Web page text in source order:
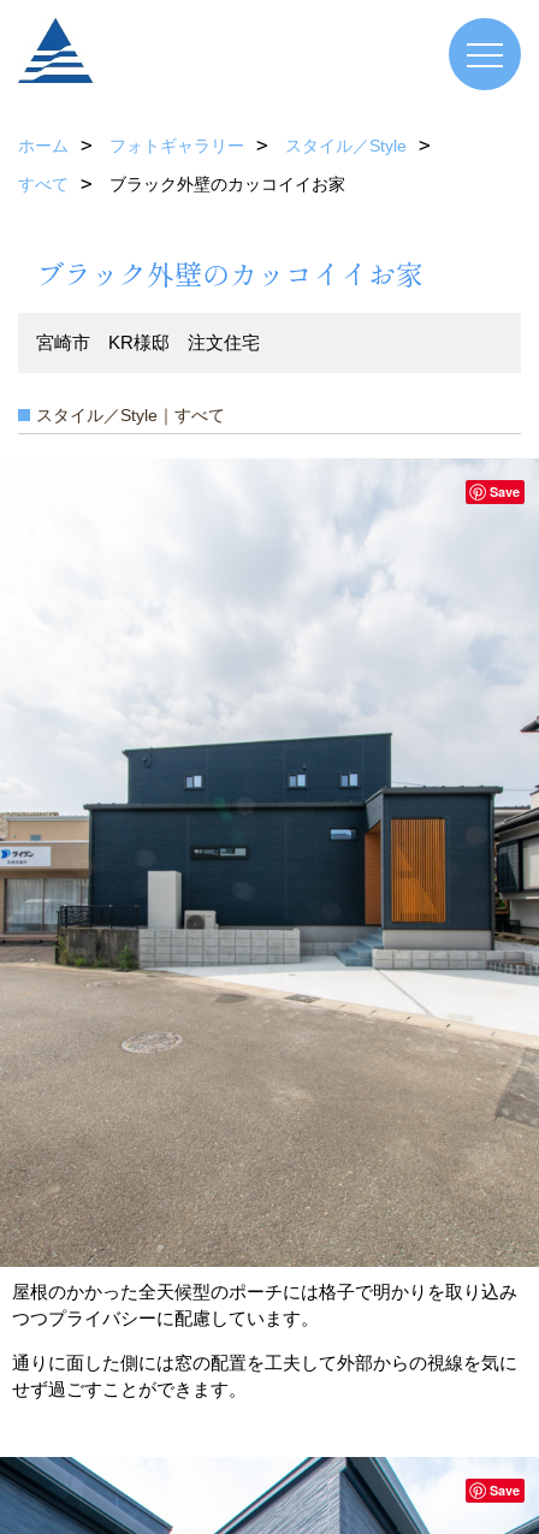
ホーム フォトギャラリー
スタイル／Style
すべて
ブラック外壁のカッコイイお家
ブラック外壁のカッコイイお家
宮崎市 KR様邸 注文住宅
スタイル／Style｜すべて
屋根のかかった全天候型のポーチには格子で明かりを取り込み
つつプライバシーに配慮しています。
通りに面した側には窓の配置を工夫して外部からの視線を気に
せず過ごすことができます。
Save
Save